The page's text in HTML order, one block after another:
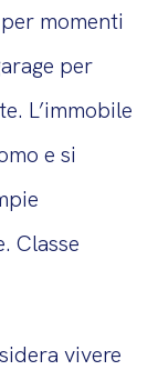
momenti
per
L’immobile
e si
Classe
vivere